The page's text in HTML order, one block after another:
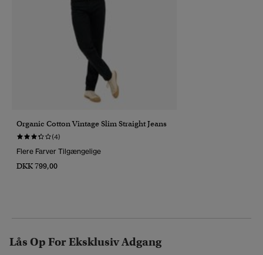
Organic Cotton Vintage Slim Straight Jeans
(4)
Flere Farver Tilgængelige
DKK 799,00
Lås Op For Eksklusiv Adgang